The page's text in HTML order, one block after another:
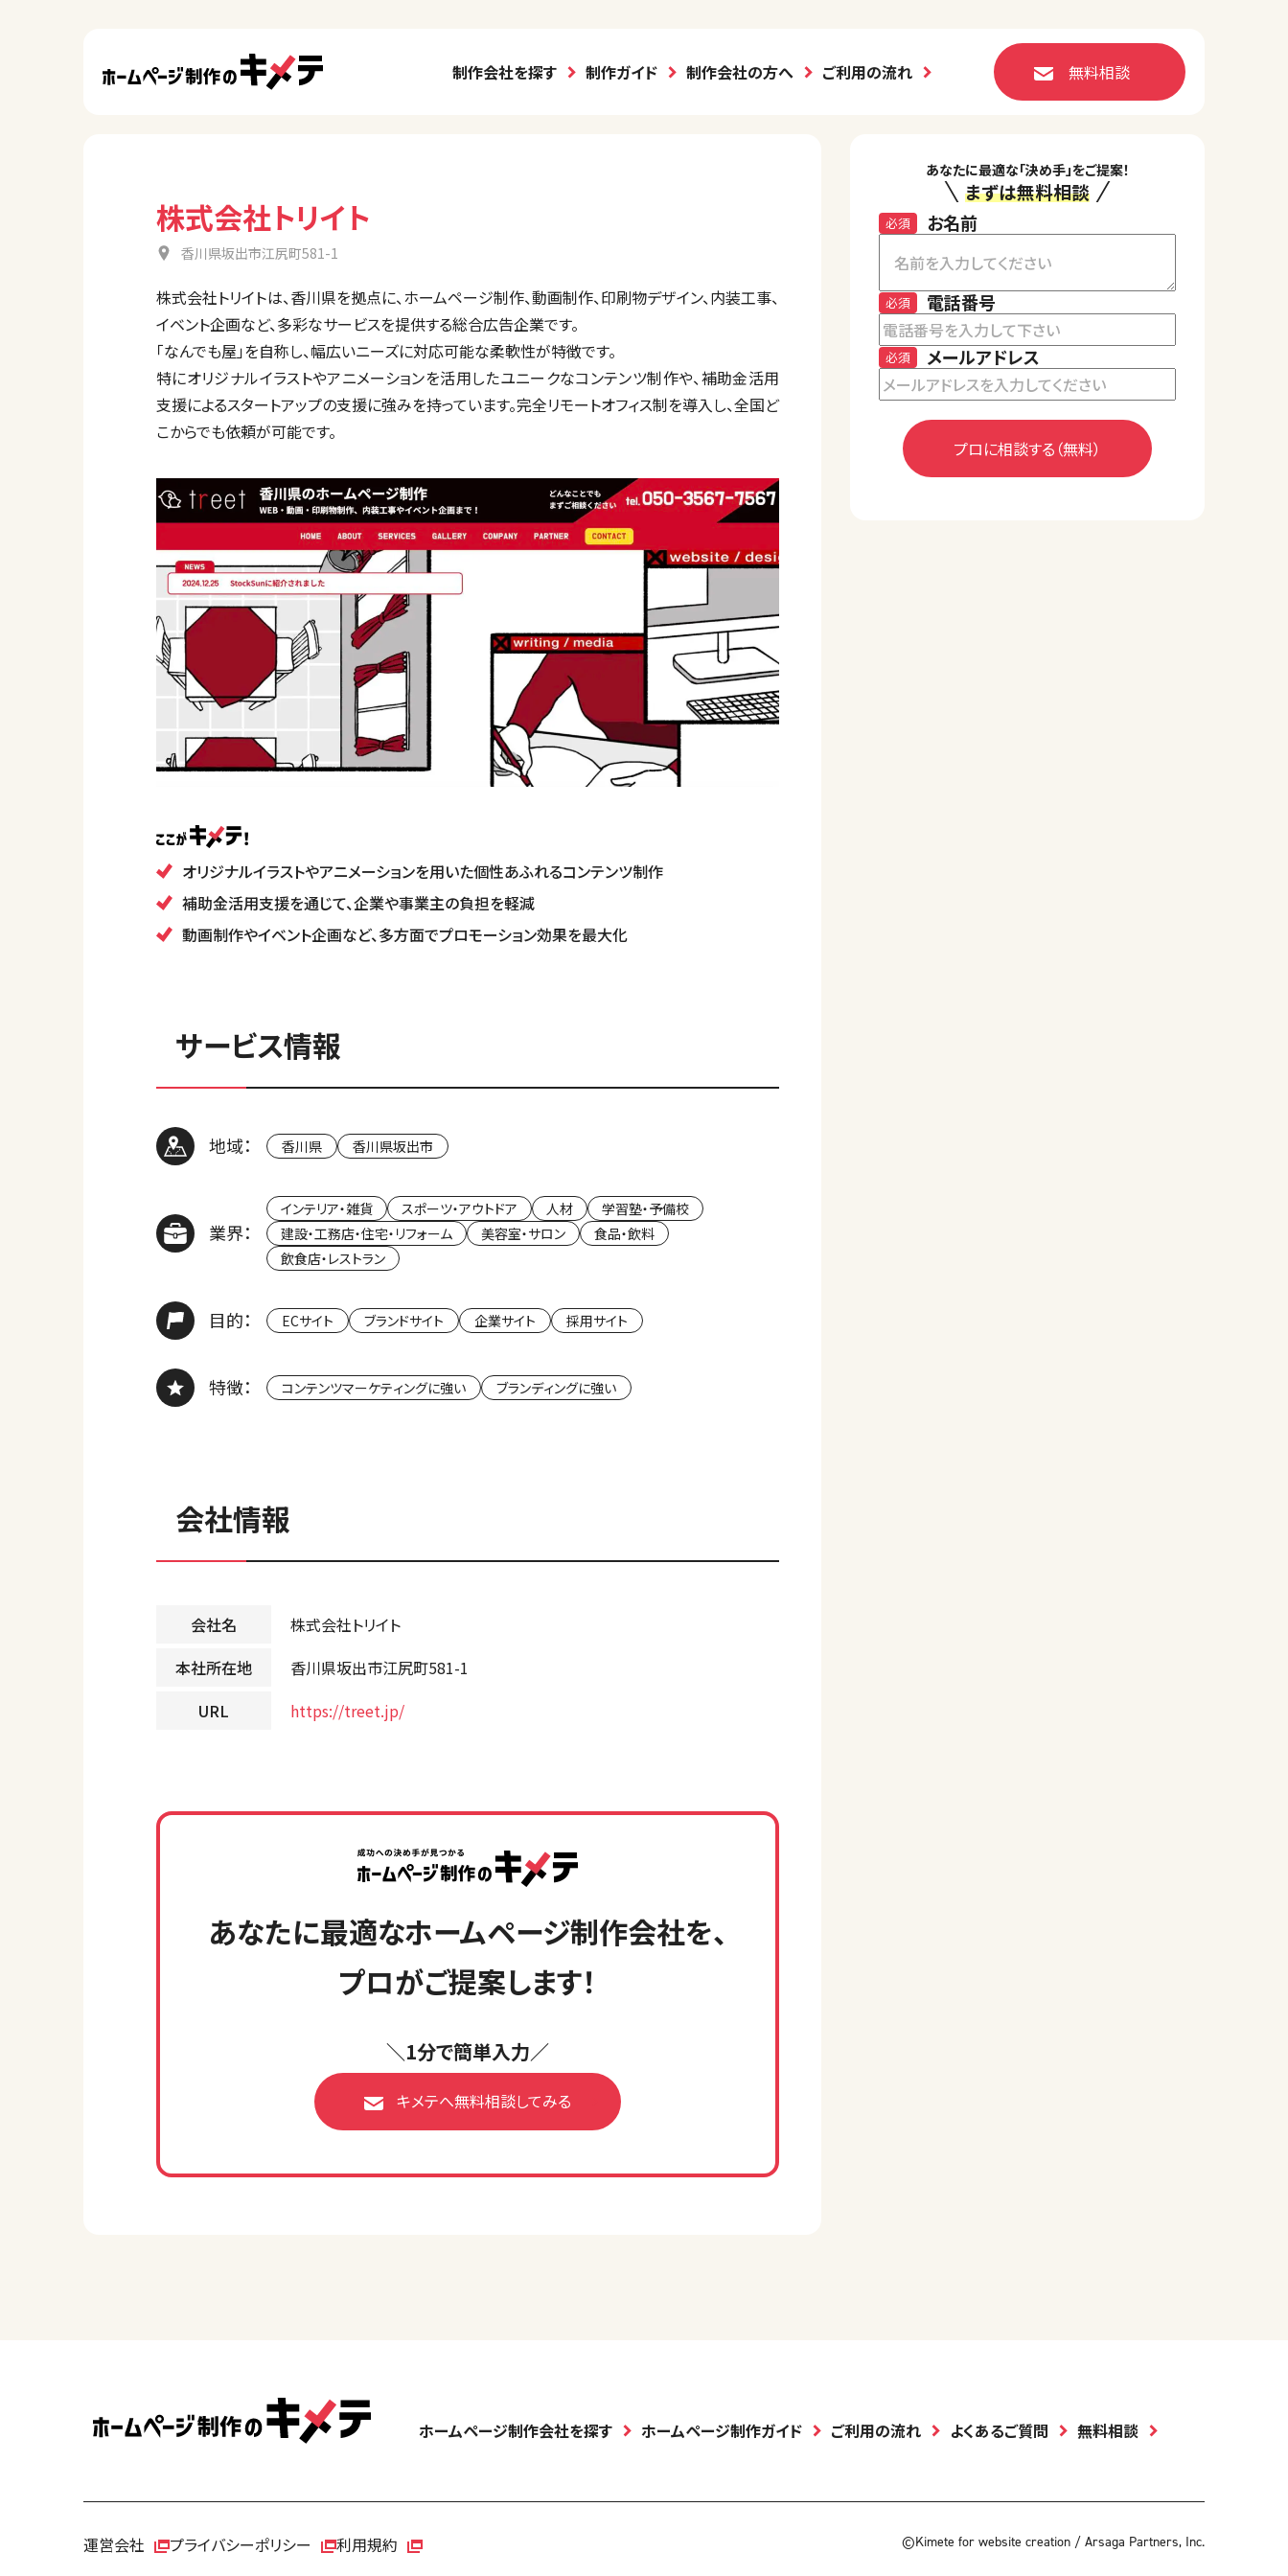
制作会社を探す 制作ガイド 制作会社の方へ ご利用の流れ 無料相談
株式会社トリイト
香川県坂出市江尻町581-1
株式会社トリイトは、香川県を拠点に、ホームページ制作、動画制作、印刷物デザイン、内装工事、
イベント企画など、多彩なサービスを提供する総合広告企業です。
「なんでも屋」を自称し、幅広いニーズに対応可能な柔軟性が特徴です。
特にオリジナルイラストやアニメーションを活用したユニークなコンテンツ制作や、補助金活用
支援によるスタートアップの支援に強みを持っています。完全リモートオフィス制を導入し、全国ど
こからでも依頼が可能です。
オリジナルイラストやアニメーションを用いた個性あふれるコンテンツ制作
補助金活用支援を通じて、企業や事業主の負担を軽減
動画制作やイベント企画など、多方面でプロモーション効果を最大化
サービス情報
地域： 香川県 香川県坂出市
業界：
インテリア・雑貨 スポーツ・アウトドア 人材
学習塾・予備校
建設・工務店・住宅・リフォーム
美容室・サロン
食品・飲料
飲食店・レストラン
目的： ECサイト ブランドサイト 企業サイト 採用サイト
特徴： コンテンツマーケティングに強い ブランディングに強い
会社情報
会社名
株式会社トリイト
本社所在地
香川県坂出市江尻町581-1
URL
https://treet.jp/
あなたに最適なホームページ制作会社を、
プロがご提案します！
＼1分で簡単入力／
キメテへ無料相談してみる
あなたに最適な「決め手」をご提案！
まずは無料相談
お名前
必須
電話番号
必須
メールアドレス
必須
ホームページ制作会社を探す ホームページ制作ガイド ご利用の流れ よくあるご質問 無料相談
運営会社 プライバシーポリシー 利用規約 ©Kimete for website creation / Arsaga Partners, Inc.